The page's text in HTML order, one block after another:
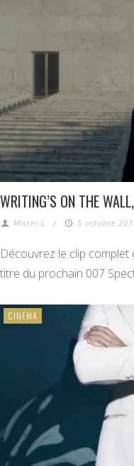
WRITING’S ON THE
Mister L. / 5 octobre
Découvrez le clip complet
titre du prochain 007
CINÉMA